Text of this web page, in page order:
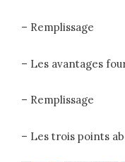
– Remplissage
– Les avantages
– Remplissage
– Les trois points